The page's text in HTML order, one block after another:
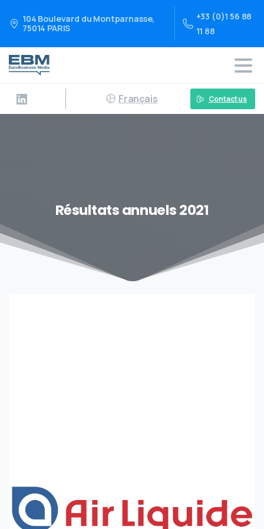
104 Boulevard du Montparnasse,
75014 PARIS
+33 (0)1 56 88
11 88
Français Contact us
Résultats annuels 2021